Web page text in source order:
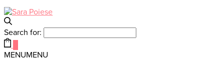
Search for:
MENUMENU